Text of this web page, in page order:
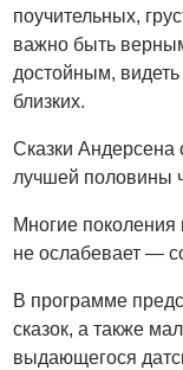
поучительных,
важно быть
достойным, видеть
близких.
Сказки Андерсена
лучшей половины
Многие поколения
не ослабевает —
В программе
сказок, а также
выдающегося